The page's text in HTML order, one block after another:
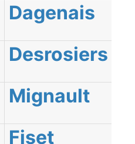
Dagenais
Desrosiers
Mignault
Fiset